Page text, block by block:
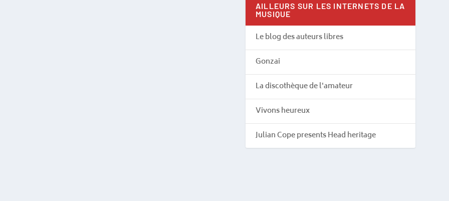
AILLEURS SUR LES INTERNETS DE LA
MUSIQUE
Le blog des auteurs libres
Gonzai
La discothèque de l'amateur
Vivons heureux
Julian Cope presents Head heritage